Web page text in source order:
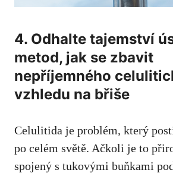
4. Odhalte tajemství
metod, jak se zbavit
nepříjemného
vzhledu na břiše
Celulitida je problém, který
po celém světě. Ačkoli je to
spojený s tukovými buňkami